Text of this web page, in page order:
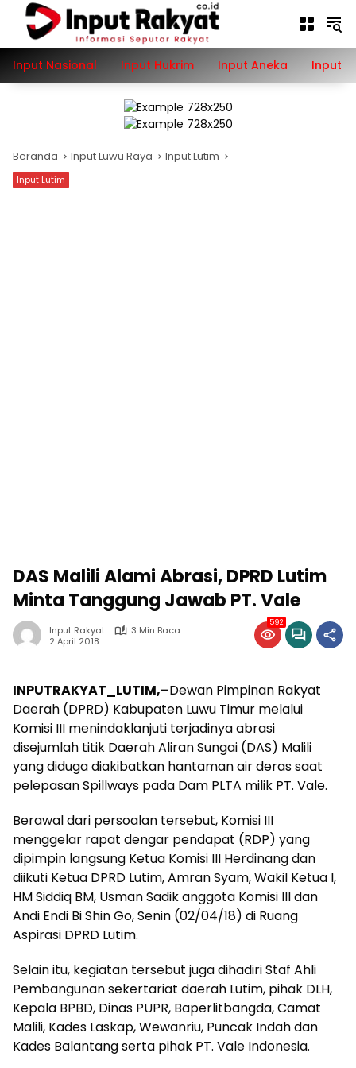
Langsung
konten
Input Nasional
Input Hukrim Input Aneka Input
Beranda Input Luwu Raya Input Lutim
Input Lutim
DAS Malili Alami Abrasi, DPRD Lutim
Minta Tanggung Jawab PT. Vale
Input Rakyat
3 Min Baca
2 April 2018
592
INPUTRAKYAT_LUTIM,–Dewan Pimpinan Rakyat
Daerah (DPRD) Kabupaten Luwu Timur melalui
Komisi III menindaklanjuti terjadinya abrasi
disejumlah titik Daerah Aliran Sungai (DAS) Malili
yang diduga diakibatkan hantaman air deras saat
pelepasan Spillways pada Dam PLTA milik PT. Vale.
Berawal dari persoalan tersebut, Komisi III
menggelar rapat dengar pendapat (RDP) yang
dipimpin langsung Ketua Komisi III Herdinang dan
diikuti Ketua DPRD Lutim, Amran Syam, Wakil Ketua I,
HM Siddiq BM, Usman Sadik anggota Komisi III dan
Andi Endi Bi Shin Go, Senin (02/04/18) di Ruang
Aspirasi DPRD Lutim.
Selain itu, kegiatan tersebut juga dihadiri Staf Ahli
Pembangunan sekertariat daerah Lutim, pihak DLH,
Kepala BPBD, Dinas PUPR, Baperlitbangda, Camat
Malili, Kades Laskap, Wewanriu, Puncak Indah dan
Kades Balantang serta pihak PT. Vale Indonesia.